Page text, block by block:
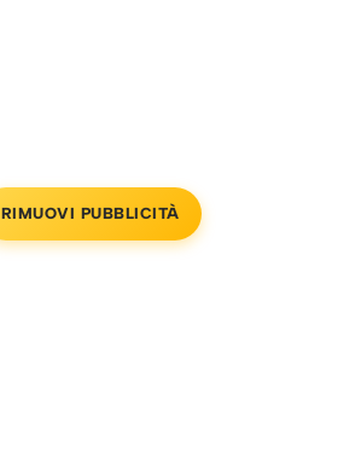
RIMUOVI PUBBLICITÀ